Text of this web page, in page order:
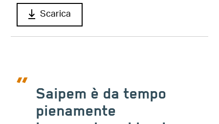
Scarica
Saipem è da tempo
pienamente